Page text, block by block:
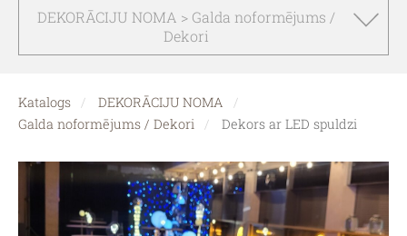
DEKORĀCIJU NOMA > Galda noformējums /
Dekori
Katalogs
DEKORĀCIJU NOMA
Galda noformējums / Dekori
Dekors ar LED spuldzi